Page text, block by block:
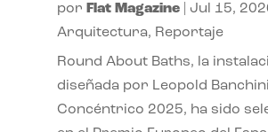
por Flat Magazine| Jul 15,
Arquitectura, Reportaje
Round About Baths, la
diseñada por Leopold
Concéntrico 2025, ha sido